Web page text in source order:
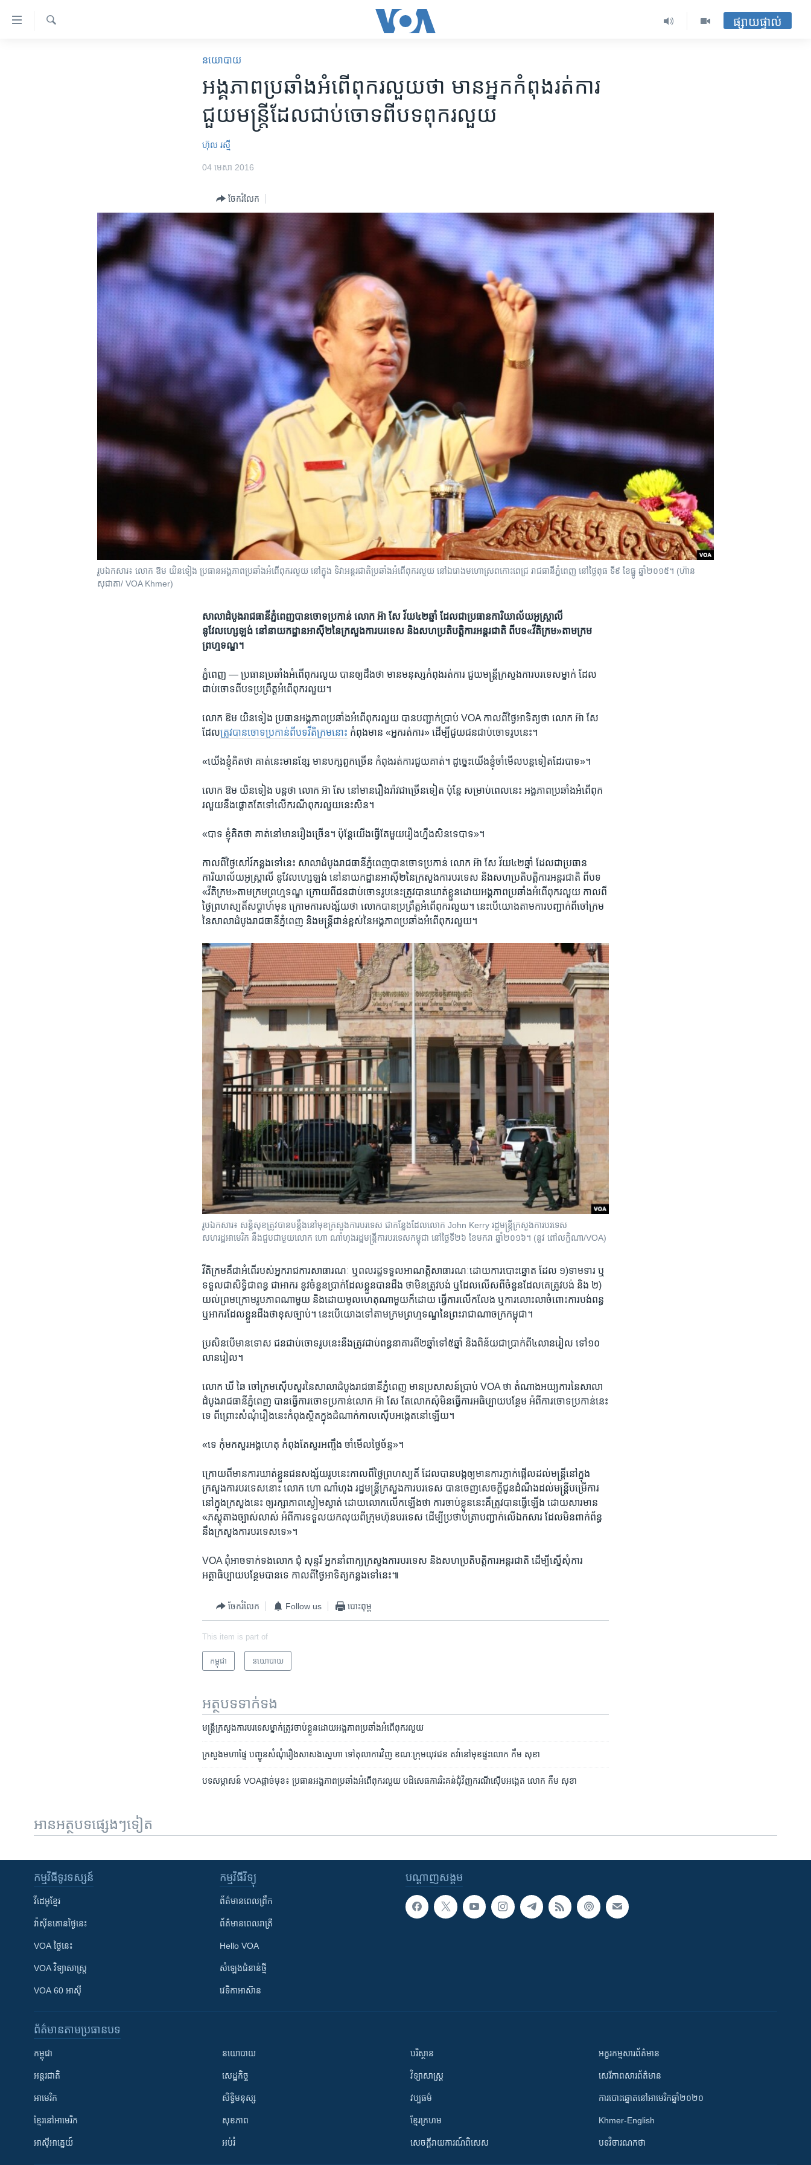
ទៅ​
ផ្សាយផ្ទាល់
នយោបាយ
អង្គភាព​ប្រឆាំង​អំពើ​ពុក​រលួយថា មាន​អ្នក​កំពុង​រត់ការ​
ជួយ​មន្ត្រី​ដែល​ជាប់​ចោទ​ពី​បទ​ពុករលួយ
ហ៊ុល រស្មី
04 មេសា 2016
ចែករំលែក
រូបឯកសារ៖​ លោក​ ឱម យិនទៀង​ ប្រធាន​អង្គភាព​ប្រឆាំង​អំពើ​ពុក​រលួយ​ នៅក្នុង ទិវា​អន្តរជាតិ​ប្រឆាំង​អំពើ​ពុក​រលួយ នៅ​ឯ​រោង​​មហោស្រព​កោះពេជ្រ ​រាជធានី​ភ្នំពេញ​ នៅ​ថ្ងៃ​ពុធ​ ទី​៩​ ខែធ្នូ​ ឆ្នាំ​២០១៥​​។ (ហ៊ាន
សុជាតា​/ VOA Khmer)
សាលាដំបូង​រាជធានី​ភ្នំពេញ​បាន​ចោទ​ប្រកាន់​ លោក ​អ៊ា សែ​ វ័យ​៤២​ឆ្នាំ ដែល​ជា​ប្រធាន​ការិយាល័យ​អូស្ត្រាលី​
នូវែលហ្សេឡង់​ នៅ​នាយកដ្ឋាន​អាស៊ី២​នៃ​ក្រសួង​ការបរទេស​ និង​សហ​ប្រតិបត្តិការ​អន្តរជាតិ ពី​បទ​«វីតិក្រម»​តាម​ក្រម​
ព្រហ្មទណ្ឌ។
ភ្នំពេញ —ប្រធាន​ប្រឆាំង​អំពើ​ពុករលួយ​ បាន​ឲ្យ​ដឹង​ថា​ មាន​មនុស្ស​កំពុង​រត់​ការ​ ជួយ​មន្ត្រី​ក្រសួង​ការបរទេស​ម្នាក់ ដែល​
ជាប់​ចោទ​ពី​បទប្រព្រឹត្ត​អំពើ​ពុករលួយ។
លោក​ ឱម​ យិន​ទៀង​ ប្រធាន​អង្គភាព​ប្រឆាំង​អំពើ​ពុករលួយ​ បាន​បញ្ជាក់​ប្រាប់​ VOA ​កាល​ពី​ថ្ងៃ​អាទិត្យ​ថា​ លោក ​អ៊ា សែ​
ដែល​ត្រូវ​បាន​ចោទប្រកាន់​ពី​បទ​វីតិក្រម​នោះ កំពុង​មាន «​អ្នក​រត់ការ» ដើម្បី​ជួយ​ជន​ជាប់ចោទ​រូប​នេះ។
«យើង​ខ្ញុំ​គិត​ថា​ គាត់​នេះ​មាន​ខ្សែ​ មាន​បក្ស​ពួក​ច្រើន​ កំពុង​រត់​ការ​ជួយ​គាត់។ ដូច្នេះ​យើង​ខ្ញុំ​ចាំ​មើល​បន្ត​ទៀត​ដែរ​បាទ»។
លោក​ ឱម​ យិន​ទៀង​ បន្ត​ថា​ លោក ​អ៊ា សែ​ នៅ​មាន​រឿងរ៉ាវ​ជាច្រើន​ទៀត ប៉ុន្តែ សម្រាប់​ពេល​នេះ អង្គភាព​ប្រឆាំង​អំពើ​ពុក
រលួយ​នឹង​ផ្ដោត​តែ​ទៅ​លើ​ករណី​ពុករលួយ​នេះ​សិន។
«បាទ​ ខ្ញុំ​គិត​ថា​ គាត់​នៅ​មាន​រឿង​ច្រើន។ ប៉ុន្តែ​យើង​ធ្វើ​តែ​មួយ​រឿង​ហ្នឹង​សិន​ទេ​បាទ»។
កាល​ពី​ថ្ងៃ​សៅរ៍​កន្លង​ទៅ​នេះ សាលាដំបូង​រាជធានី​ភ្នំពេញ​បាន​ចោទ​ប្រកាន់​ លោក ​អ៊ា សែ​ វ័យ​៤២​ឆ្នាំ ដែល​ជា​ប្រធាន​
ការិយាល័យ​អូស្ត្រាលី​ នូវែលហ្សេឡង់​ នៅ​នាយកដ្ឋាន​អាស៊ី២​នៃ​ក្រសួង​ការបរទេស​ និង​សហ​ប្រតិបត្តិការ​អន្តរជាតិ ពី​បទ​
«វីតិក្រម»​តាម​ក្រម​ព្រហ្មទណ្ឌ​ ក្រោយ​ពី​ជន​ជាប់ចោទ​រូប​នេះ​ត្រូវ​បាន​ឃាត់​ខ្លួន​ដោយ​អង្គភាព​ប្រឆាំង​អំពើ​ពុករលួយ​ កាល​ពី​
ថ្ងៃ​ព្រហស្បតិ៍​សប្ដាហ៍​មុន​ ក្រោម​ការ​សង្ស័យ​ថា​ លោក​បាន​ប្រព្រឹត្ត​អំពើ​ពុករលួយ។​ នេះ​បើ​យោង​តាម​ការ​បញ្ជាក់​ពី​ចៅក្រម​
នៃ​សាលា​ដំបូង​រាជធានី​ភ្នំពេញ​ និង​មន្ត្រី​ជាន់​ខ្ពស់​នៃ​អង្គភាព​ប្រឆាំង​អំពើ​ពុករលួយ។
រូបឯកសារ៖ សន្តិសុខត្រូវបានបន្តឹងនៅមុខក្រសួងការបរទេស ជាកន្លែងដែលលោក John Kerry រដ្ឋមន្រ្តីក្រសួងការបរទេស
សហរដ្ឋអាមេរិក នឹងជួបជាមួយលោក ហោ ណាំហុងរដ្ឋមន្រ្តីការបរទេសកម្ពុជា នៅថ្ងៃទី២៦ ខែមករា ឆ្នាំ២០១៦។ (នូវ ពៅលក្ខិណា/VOA)
វីតិ​ក្រម​គឺ​ជា​អំពើ​របស់​អ្នក​រាជការ​សាធារណៈ​ ឬ​ពលរដ្ឋ​ទទួល​អាណត្តិ​សាធារណៈ​ដោយ​ការ​បោះឆ្នោត ដែល ១)ទាម​ទារ​ ឬ​
ទទួលជា​សិទ្ធិ​ជា​ពន្ធ​ ជា​អាករ​ នូវ​ចំនួន​ប្រាក់​ដែល​ខ្លួន​បាន​ដឹង​ ថា​មិន​ត្រូវ​បង់​ ឬ​ដែល​លើស​ពី​ចំនួន​ដែល​គេ​ត្រូវ​បង់ និង ២)​
យល់​ព្រម​ក្រោម​រូប​ភាព​ណា​មួយ​ និង​ដោយ​មូល​ហេតុ​ណា​មួយ​ក៏ដោយ​ ធ្វើ​ការ​លើក​លែង​ ឬ​ការ​លោះលា​ចំពោះ​ការ​បង់​ពន្ធ​
ឬ​អាករ​ដែល​ខ្លួន​ដឹង​ថា​ខុស​ច្បាប់។​ នេះ​បើ​យោង​ទៅតាម​ក្រម​ព្រហ្មទណ្ឌ​នៃ​ព្រះរាជា​ណាចក្រកម្ពុជា។
ប្រសិនបើ​មាន​ទោស​ ជន​ជាប់​ចោទ​រូប​នេះ​នឹង​ត្រូវ​ជាប់​ពន្ធនាគារ​ពី​២ឆ្នាំ​ទៅ​៥ឆ្នាំ​ និង​ពិន័យ​ជា​ប្រាក់​ពី​៤លាន​រៀល ទៅ​១០​
លាន​រៀល។
លោក ឃី ឆៃ​ ចៅក្រម​ស៊ើបសួរ​នៃ​សាលា​ដំបូង​រាជធានី​ភ្នំពេញ​ មាន​ប្រសាសន៍​ប្រាប់​ VOA ​ថា​ តំណាង​អយ្យការ​នៃ​សាលា
ដំបូង​រាជធានី​ភ្នំពេញ ​បាន​ធ្វើ​ការ​ចោទ​ប្រកាន់​លោក​ អ៊ា សែ​ តែ​លោកសុំ​មិន​ធ្វើ​ការ​អធិប្បាយ​បន្ថែម​ អំពី​ការ​ចោទប្រកាន់​នេះ​
ទេ​ ពីព្រោះ​សំណុំរឿង​នេះ​កំពុង​ស្ថិត​ក្នុង​ដំណាក់​កាល​ស៊ើប​អង្កេត​នៅ​ឡើយ។
«ទេ​ កុំ​មក​សួរ​អង្គហេតុ​ កំពុង​តែ​សួរ​អញ្ចឹង​ ចាំ​មើល​ថ្ងៃ​ច័ន្ទ»។
ក្រោយ​ពី​មាន​ការ​ឃាត់​ខ្លួន​ជន​សង្ស័យ​រូប​នេះ​កាល​ពី​ថ្ងៃ​ព្រហស្បតិ៍ ដែល​បាន​បង្ក​ឲ្យ​មាន​ការ​ភ្ញាក់​ផ្អើល​ដល់​មន្ត្រី​នៅ​ក្នុង​
ក្រសួង​ការបរទេស​នោះ លោក​ ហោ​ ណាំហុង​ រដ្ឋមន្ត្រី​ក្រសួង​ការបរទេស​ បាន​ចេញ​សេចក្ដី​ជូន​ដំណឹង​ដល់​មន្ត្រី​បម្រើ​ការ​
នៅ​ក្នុង​ក្រសួង​នេះ​ ឲ្យ​រក្សា​ភាព​ស្ងៀម​ស្ងាត់​ ដោយ​លោក​លើកឡើង​ថា ​ការ​ចាប់​ខ្លួន​នេះ​គឺ​ត្រូវ​បាន​ធ្វើ​ឡើង ​ដោយ​សារ​មាន​
«ភស្តុតាង​ច្បាស់លាស់​ អំពី​ការ​ទទួល​យក​លុយ​ពី​ក្រុមហ៊ុន​បរទេស​ ដើម្បី​ប្រថាប់​ត្រា​បញ្ជាក់​លើ​ឯកសារ​ ដែល​មិន​ពាក់ព័ន្ធ​
នឹង​ក្រសួង​ការ​បរទេស​ទេ»។​
VOA ​ពុំ​អាច​ទាក់​ទង​លោក​ ជុំ​ សុន្ទរី​ អ្នក​នាំពាក្យ​ក្រសួង​ការបរទេស​ និង​សហ​ប្រតិបត្តិការ​អន្តរជាតិ​ ដើម្បី​ស្នើសុំ​ការ​
អត្ថាធិប្បាយ​បន្ថែម​បាន​ទេ​ កាល​ពី​ថ្ងៃ​អាទិត្យ​កន្លង​ទៅ​នេះ៕
ចែករំលែក Follow us បោះពុម្ព
This item is part of
កម្ពុជា នយោបាយ
អត្ថបទ​ទាក់ទង
មន្រ្តី​ក្រសួង​ការបរទេស​ម្នាក់​ត្រូវ​ចាប់​ខ្លួន​ដោយ​អង្គភាព​ប្រឆាំង​អំពើ​ពុករលួយ
ក្រសួង​មហាផ្ទៃ បញ្ជូន​សំណុំរឿង​សាសង​ស្នេហា ទៅ​តុលាការ​វិញ ខណៈ​ក្រុម​យុវជន តវ៉ា​នៅ​មុខ​ផ្ទះ​លោក កឹម សុខា
បទសម្ភាសន៍ VOAផ្តាច់មុខ៖ ប្រធាន​អង្គភាព​ប្រឆាំង​អំពើ​ពុករលួយ បដិសេធ​ការ​រិះគន់​ជុំវិញ​ករណី​ស៊ើបអង្កេត លោក កឹម សុខា
អានអត្ថបទផ្សេងៗទៀត
បណ្តាញ​សង្គម
កម្មវិធី​ទូរទស្សន៍
វីដេអូ​ខ្មែរ
វ៉ាស៊ីនតោន​ថ្ងៃ​នេះ
VOA ថ្ងៃនេះ
VOA ​វិទ្យាសាស្ត្រ
VOA 60 អាស៊ី
កម្មវិធី​វិទ្យុ
ព័ត៌មាន​ពេល​ព្រឹក
ព័ត៌មាន​​ពេល​រាត្រី
Hello VOA
សំឡេង​ជំនាន់​ថ្មី
វេទិកា​អាស៊ាន
ព័ត៌មាន​តាមប្រធានបទ​
កម្ពុជា
អន្តរជាតិ
អាមេរិក
ខ្មែរ​នៅអាមេរិក
អាស៊ីអាគ្នេយ៍
នយោបាយ
សេដ្ឋកិច្ច
សិទ្ធិមនុស្ស
សុខភាព
អប់រំ
បរិស្ថាន
វិទ្យាសាស្រ្ត
វប្បធម៌
ខ្មែរក្រហម
សេចក្តីរាយការណ៍ពិសេស
អក្ខរកម្មសារព័ត៌មាន
សេរីភាពសារព័ត៌មាន
ការបោះឆ្នោតនៅអាមេរិកឆ្នាំ២០២០
Khmer-English
បទវិចារណកថា